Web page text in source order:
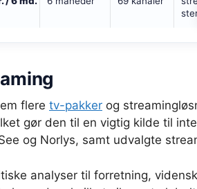
flere tv-pakker og
gør den til en vigtig kilde til
og Norlys, samt udvalgte
analyser til forretning,